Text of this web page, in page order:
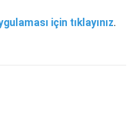
için tıklayınız.